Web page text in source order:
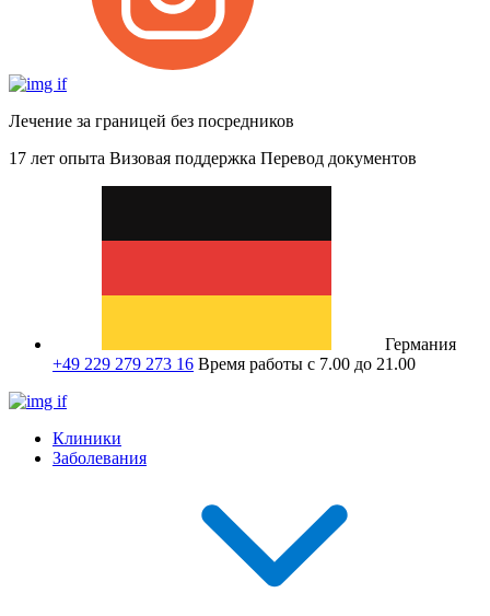
Лечение за границей без посредников
17 лет опыта Визовая поддержка Перевод документов
Германия
+49 229 279 273 16 Время работы с 7.00 до 21.00
Клиники
Заболевания